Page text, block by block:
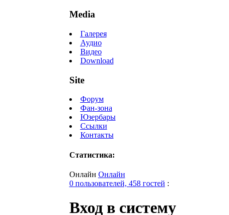
Media
Галерея
Аудио
Видео
Download
Site
Форум
Фан-зона
Юзербары
Ссылки
Контакты
Статистика:
Онлайн Онлайн
0 пользователей, 458 гостей :
Вход в систему